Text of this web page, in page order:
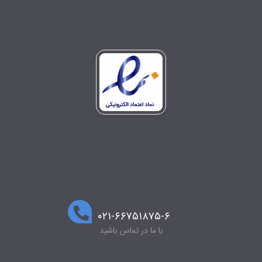
۰۲۱-۶۶۷۵۱۸۷۵-۶
با ما در تماس باشید